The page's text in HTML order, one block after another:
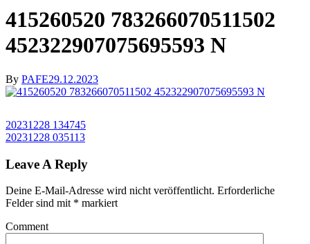
415260520 783266070511502
452322907075695593 N
By PAFE29.12.2023
20231228 134745
20231228 035113
Leave A Reply
Deine E-Mail-Adresse wird nicht veröffentlicht. Erforderliche
Felder sind mit * markiert
Comment